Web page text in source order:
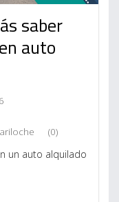
saber
auto
(0)
un auto alquilado